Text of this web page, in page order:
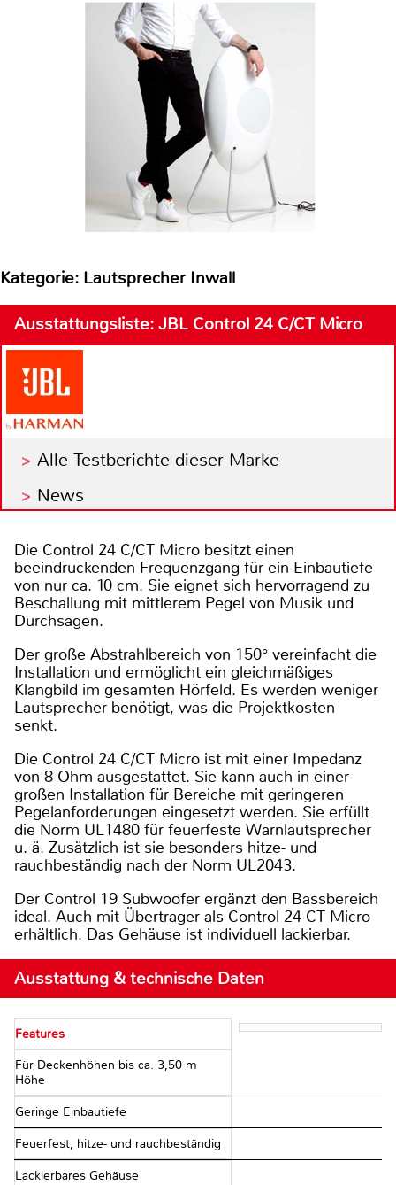
Kategorie: Lautsprecher Inwall
Ausstattungsliste: JBL Control 24 C/CT Micro
Alle Testberichte dieser Marke
News
Die Control 24 C/CT Micro besitzt einen
beeindruckenden Frequenzgang für ein Einbautiefe
von nur ca. 10 cm. Sie eignet sich hervorragend zu
Beschallung mit mittlerem Pegel von Musik und
Durchsagen.
Der große Abstrahlbereich von 150° vereinfacht die
Installation und ermöglicht ein gleichmäßiges
Klangbild im gesamten Hörfeld. Es werden weniger
Lautsprecher benötigt, was die Projektkosten
senkt.
Die Control 24 C/CT Micro ist mit einer Impedanz
von 8 Ohm ausgestattet. Sie kann auch in einer
großen Installation für Bereiche mit geringeren
Pegelanforderungen eingesetzt werden. Sie erfüllt
die Norm UL1480 für feuerfeste Warnlautsprecher
u. ä. Zusätzlich ist sie besonders hitze- und
rauchbeständig nach der Norm UL2043.
Der Control 19 Subwoofer ergänzt den Bassbereich
ideal. Auch mit Übertrager als Control 24 CT Micro
erhältlich. Das Gehäuse ist individuell lackierbar.
Ausstattung & technische Daten
Features
Für Deckenhöhen bis ca. 3,50 m
Höhe
Geringe Einbautiefe
Feuerfest, hitze- und rauchbeständig
Lackierbares Gehäuse